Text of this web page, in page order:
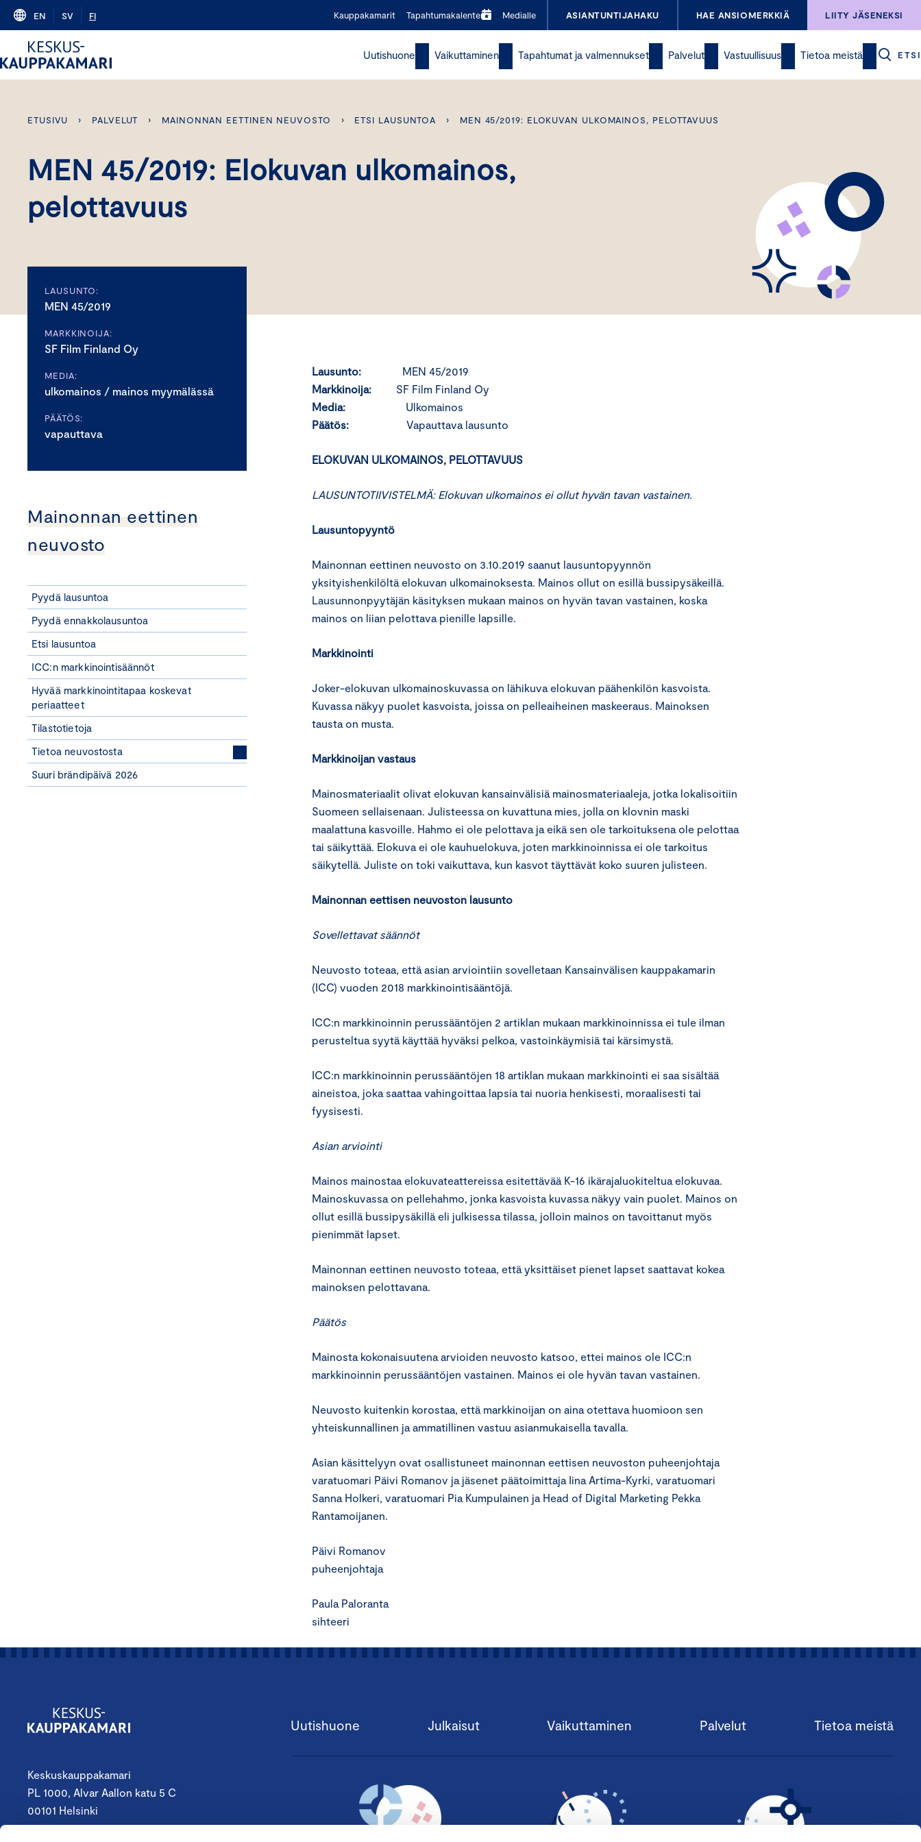
Skip
content
EN SV FI Kauppakamarit Tapahtumakalenteri Medialle ASIANTUNTIJAHAKU HAE ANSIOMERKKIÄ LIITY JÄSENEKSI
Uutishuone Vaikuttaminen Tapahtumat ja valmennukset Palvelut Vastuullisuus Tietoa meistä ETSI
ETUSIVU › PALVELUT › MAINONNAN EETTINEN NEUVOSTO › ETSI LAUSUNTOA › MEN 45/2019: ELOKUVAN ULKOMAINOS, PELOTTAVUUS
MEN 45/2019: Elokuvan ulkomainos,
pelottavuus
LAUSUNTO:
MEN 45/2019
MARKKINOIJA:
SF Film Finland Oy
MEDIA:
ulkomainos / mainos myymälässä
PÄÄTÖS:
vapauttava
Mainonnan eettinen
neuvosto
Pyydä lausuntoa
Pyydä ennakkolausuntoa
Etsi lausuntoa
ICC:n markkinointisäännöt
Hyvää markkinointitapaa koskevat
periaatteet
Tilastotietoja
Tietoa neuvostosta
Suuri brändipäivä 2026
Lausunto: MEN 45/2019
Markkinoija: SF Film Finland Oy
Media: Ulkomainos
Päätös: Vapauttava lausunto
ELOKUVAN ULKOMAINOS, PELOTTAVUUS
LAUSUNTOTIIVISTELMÄ: Elokuvan ulkomainos ei ollut hyvän tavan vastainen.
Lausuntopyyntö
Mainonnan eettinen neuvosto on 3.10.2019 saanut lausuntopyynnön
yksityishenkilöltä elokuvan ulkomainoksesta. Mainos ollut on esillä bussipysäkeillä.
Lausunnonpyytäjän käsityksen mukaan mainos on hyvän tavan vastainen, koska
mainos on liian pelottava pienille lapsille.
Markkinointi
Joker-elokuvan ulkomainoskuvassa on lähikuva elokuvan päähenkilön kasvoista.
Kuvassa näkyy puolet kasvoista, joissa on pelleaiheinen maskeeraus. Mainoksen
tausta on musta.
Markkinoijan vastaus
Mainosmateriaalit olivat elokuvan kansainvälisiä mainosmateriaaleja, jotka lokalisoitiin
Suomeen sellaisenaan. Julisteessa on kuvattuna mies, jolla on klovnin maski
maalattuna kasvoille. Hahmo ei ole pelottava ja eikä sen ole tarkoituksena ole pelottaa
tai säikyttää. Elokuva ei ole kauhuelokuva, joten markkinoinnissa ei ole tarkoitus
säikytellä. Juliste on toki vaikuttava, kun kasvot täyttävät koko suuren julisteen.
Mainonnan eettisen neuvoston lausunto
Sovellettavat säännöt
Neuvosto toteaa, että asian arviointiin sovelletaan Kansainvälisen kauppakamarin
(ICC) vuoden 2018 markkinointisääntöjä.
ICC:n markkinoinnin perussääntöjen 2 artiklan mukaan markkinoinnissa ei tule ilman
perusteltua syytä käyttää hyväksi pelkoa, vastoinkäymisiä tai kärsimystä.
ICC:n markkinoinnin perussääntöjen 18 artiklan mukaan markkinointi ei saa sisältää
aineistoa, joka saattaa vahingoittaa lapsia tai nuoria henkisesti, moraalisesti tai
fyysisesti.
Asian arviointi
Mainos mainostaa elokuvateattereissa esitettävää K-16 ikärajaluokiteltua elokuvaa.
Mainoskuvassa on pellehahmo, jonka kasvoista kuvassa näkyy vain puolet. Mainos on
ollut esillä bussipysäkillä eli julkisessa tilassa, jolloin mainos on tavoittanut myös
pienimmät lapset.
Mainonnan eettinen neuvosto toteaa, että yksittäiset pienet lapset saattavat kokea
mainoksen pelottavana.
Päätös
Mainosta kokonaisuutena arvioiden neuvosto katsoo, ettei mainos ole ICC:n
markkinoinnin perussääntöjen vastainen. Mainos ei ole hyvän tavan vastainen.
Neuvosto kuitenkin korostaa, että markkinoijan on aina otettava huomioon sen
yhteiskunnallinen ja ammatillinen vastuu asianmukaisella tavalla.
Asian käsittelyyn ovat osallistuneet mainonnan eettisen neuvoston puheenjohtaja
varatuomari Päivi Romanov ja jäsenet päätoimittaja Iina Artima-Kyrki, varatuomari
Sanna Holkeri, varatuomari Pia Kumpulainen ja Head of Digital Marketing Pekka
Rantamoijanen.
Päivi Romanov
puheenjohtaja
Paula Paloranta
sihteeri
Keskuskauppakamari
PL 1000, Alvar Aallon katu 5 C
00101 Helsinki
Uutishuone Julkaisut Vaikuttaminen Palvelut Tietoa meistä